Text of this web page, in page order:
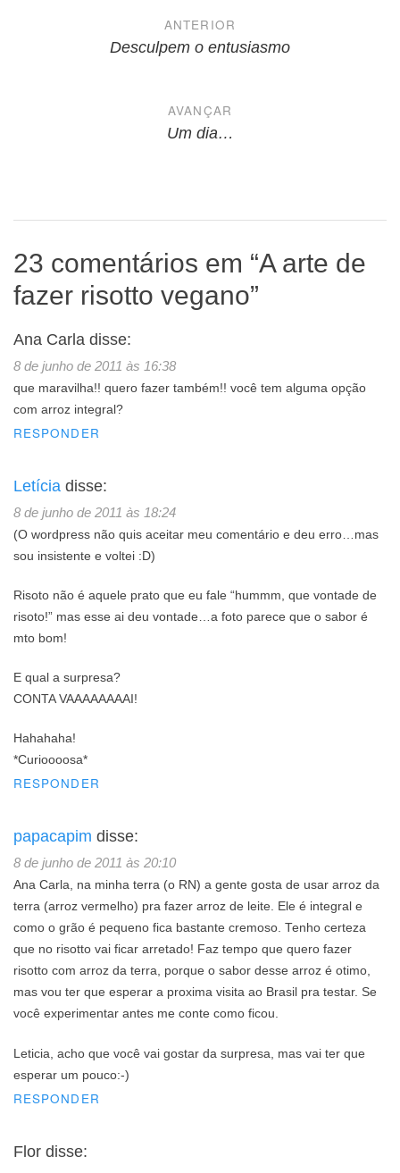
NavegaçãoANTERIOR
Desculpem o entusiasmo
AVANÇAR
Um dia…
23 comentários em “A arte de
fazer risotto vegano”
Ana Carla disse:
8 de junho de 2011 às 16:38
que maravilha!! quero fazer também!! você tem alguma opção
com arroz integral?
RESPONDER
Letícia disse:
8 de junho de 2011 às 18:24
(O wordpress não quis aceitar meu comentário e deu erro…mas
sou insistente e voltei :D)
Risoto não é aquele prato que eu fale “hummm, que vontade de
risoto!” mas esse ai deu vontade…a foto parece que o sabor é
mto bom!
E qual a surpresa?
CONTA VAAAAAAAAI!
Hahahaha!
*Curioooosa*
RESPONDER
papacapim disse:
8 de junho de 2011 às 20:10
Ana Carla, na minha terra (o RN) a gente gosta de usar arroz da
terra (arroz vermelho) pra fazer arroz de leite. Ele é integral e
como o grão é pequeno fica bastante cremoso. Tenho certeza
que no risotto vai ficar arretado! Faz tempo que quero fazer
risotto com arroz da terra, porque o sabor desse arroz é otimo,
mas vou ter que esperar a proxima visita ao Brasil pra testar. Se
você experimentar antes me conte como ficou.
Leticia, acho que você vai gostar da surpresa, mas vai ter que
esperar um pouco:-)
RESPONDER
Flor disse: